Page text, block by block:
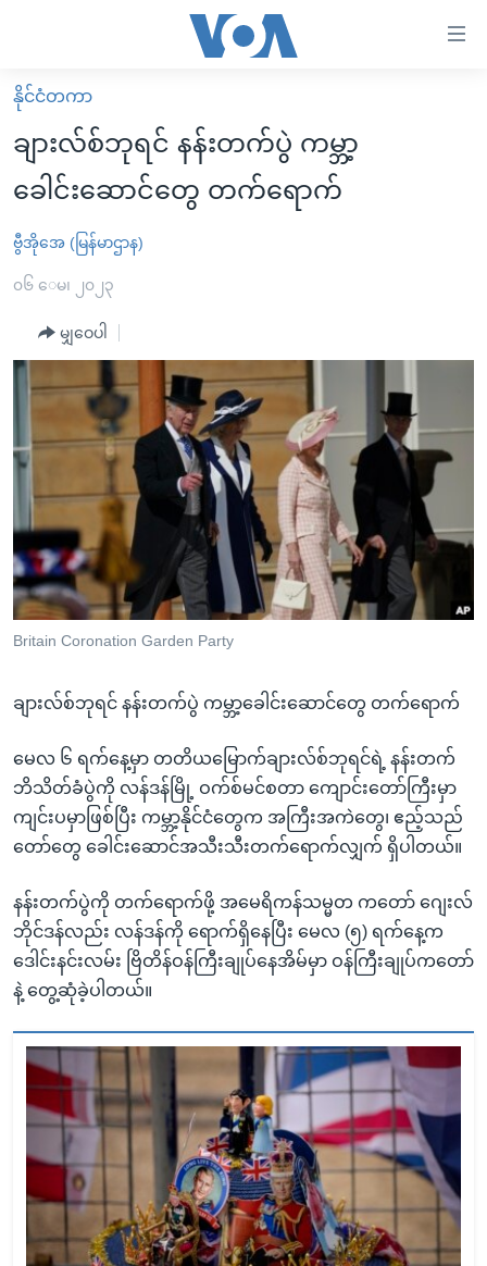
လွယ်ကူ
စေ
သည့်
များ
ပင်မ
ကြည့်
ပင်မ
ညွန်း
စာမျက်နှာ
သို့
ကျော်
ကြည့်
ရှာဖွေ
နေရာ
သို့
ကျော်
ရန်
မူလစာမျက်နှာ
မြန်မာ
ကမ္ဘာ့သတင်းများ
နိုင်ငံတကာ
အစ္စရေး-ပါလက်စတိုင်း
ဗွီဒီယို
သတင်းလွတ်လပ်ခွင့်
အင်္ဂလိပ်စာလေ့လာမယ်
အမေရိကန်သုံးအီဒီယံ
မကြေးမုံရဲ့ အင်္ဂလိပ်စာ
ရုပ်ရှင်ထဲက အင်္ဂလိပ်စာ
သုတပဒေသာ အင်္ဂလိပ်စာ
အပတ်စဉ်ကဏ္ဍများ
ရေဒီယိုနှင့်ရုပ်သံ အချက်အလက်များ
ရေဒီယို/တီဗွီအစီအစဉ်
Learning English
ဗွီအိုအေ လူမှုကွန်ယက်များ
ဘာသာစကားများ
နိုင်ငံတကာ
ချားလ်စ်ဘုရင် နန်းတက်ပွဲ ကမ္ဘာ့
ခေါင်းဆောင်တွေ တက်ရောက်
ဗွီအိုအေ (မြန်မာဌာန)
၀၆ ေမ၊ ၂၀၂၃
မျှဝေပါ
Britain Coronation Garden Party
ချားလ်စ်ဘုရင် နန်းတက်ပွဲ ကမ္ဘာ့ခေါင်းဆောင်တွေ တက်ရောက်
မေလ ၆ ရက်နေ့မှာ တတိယမြောက်ချားလ်စ်ဘုရင်ရဲ့ နန်းတက်
ဘိသိတ်ခံပွဲကို လန်ဒန်မြို့ ဝက်စ်မင်စတာ ကျောင်းတော်ကြီးမှာ
ကျင်းပမှာဖြစ်ပြီး ကမ္ဘာ့နိုင်ငံတွေက အကြီးအကဲတွေ၊ ဧည့်သည်
တော်တွေ ခေါင်းဆောင်အသီးသီးတက်ရောက်လျှက် ရှိပါတယ်။
နန်းတက်ပွဲကို တက်ရောက်ဖို့ အမေရိကန်သမ္မတ ကတော် ‌ဂျေးလ်
ဘိုင်ဒန်လည်း လန်ဒန်ကို ရောက်ရှိနေပြီး မေလ (၅) ရက်နေ့က
ဒေါင်းနင်းလမ်း ဗြိတိန်ဝန်ကြီးချုပ်နေအိမ်မှာ ဝန်ကြီးချုပ်ကတော်
နဲ့ တွေ့ဆုံခဲ့ပါတယ်။